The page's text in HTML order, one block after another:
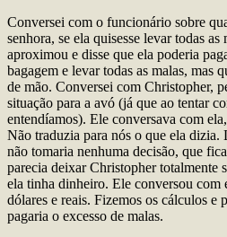
Conversei com o funcionário sobre
senhora, se ela quisesse levar todas
aproximou e disse que ela poderia
bagagem e levar todas as malas, mas
de mão. Conversei com Christopher,
situação para a avó (já que ao tentar
entendíamos). Ele conversava com
Não traduzia para nós o que ela dizia.
não tomaria nenhuma decisão, que
parecia deixar Christopher totalmente
ela tinha dinheiro. Ele conversou com
dólares e reais. Fizemos os cálculos e
pagaria o excesso de malas.